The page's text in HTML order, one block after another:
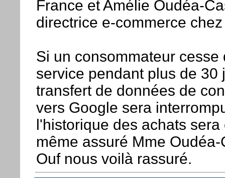
France et Amélie Oudéa-
directrice e-commerce
Si un consommateur cesse
service pendant plus de 30
transfert de données de
vers Google sera
l'historique des achats sera
même assuré Mme Oudéa-
Ouf nous voilà rassuré.